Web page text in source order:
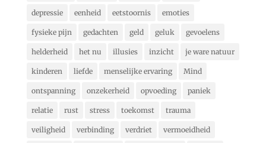
depressie eenheid eetstoornis emoties
fysieke pijn gedachten geld geluk gevoelens
helderheid het nu illusies inzicht je ware natuur
kinderen liefde menselijke ervaring Mind
ontspanning onzekerheid opvoeding paniek
relatie rust stress toekomst trauma
veiligheid verbinding verdriet vermoeidheid